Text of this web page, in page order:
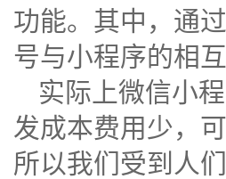
功能。其中，通
号与小程序的相互
实际上微信小
发成本费用少，
所以我们受到人